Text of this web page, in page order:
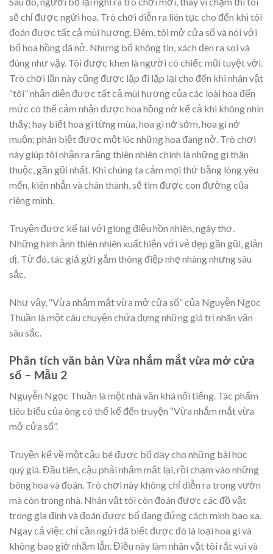
sẽ chỉ được ngửi hoa. Trò chơi diễn ra liên tục cho đến khi tôi
đoán được tất cả mùi hương. Đêm, tôi mở cửa sổ và nói với
bố hoa hồng đã nở. Nhưng bố không tin, xách đèn ra soi và
đúng như vậy. Tôi được khen là người có chiếc mũi tuyệt vời.
Trò chơi lần này cũng được lặp đi lặp lại cho đến khi nhân vật
“tôi” nhận diện được tất cả mùi hương của các loài hoa đến
mức có thể cảm nhận được hoa hồng nở kể cả khi không nhìn
thấy; hay biết hoa gì từng mùa, hoa gì nở sớm, hoa gì nở
muộn; phân biệt được một lúc những hoa đang nở. Trò chơi
này giúp tôi nhận ra rằng thiên nhiên chính là những gì thân
thuộc, gần gũi nhất. Khi chúng ta cảm mọi thứ bằng lòng yêu
mến, kiên nhẫn và chân thành, sẽ tìm được con đường của
riêng mình.
Truyện được kể lại với giọng điệu hồn nhiên, ngây thơ.
Những hình ảnh thiên nhiên xuất hiện với vẻ đẹp gần gũi, giản
dị. Từ đó, tác giả gửi gắm thông điệp nhẹ nhàng nhưng sâu
sắc.
Như vậy, “Vừa nhắm mắt vừa mở cửa sổ” của Nguyễn Ngọc
Thuần là một câu chuyện chứa đựng những giá trị nhân văn
sâu sắc.
Phân tích văn bản Vừa nhắm mắt vừa mở cửa
sổ – Mẫu 2
Nguyễn Ngọc Thuần là một nhà văn khá nổi tiếng. Tác phẩm
tiêu biểu của ông có thể kể đến truyện “Vừa nhắm mắt vừa
mở cửa sổ”.
Truyện kể về một cậu bé được bố dạy cho những bài học
quý giá. Đầu tiên, cậu phải nhắm mắt lại, rồi chạm vào những
bông hoa và đoán. Trò chơi này không chỉ diễn ra trong vườn
mà còn trong nhà. Nhân vật tôi còn đoán được các đồ vật
trong gia đình và đoán được bố đang đứng cách mình bao xa.
Ngay cả việc chỉ cần ngửi đã biết được đó là loại hoa gì và
không bao giờ nhầm lẫn. Điều này làm nhân vật tôi rất vui và